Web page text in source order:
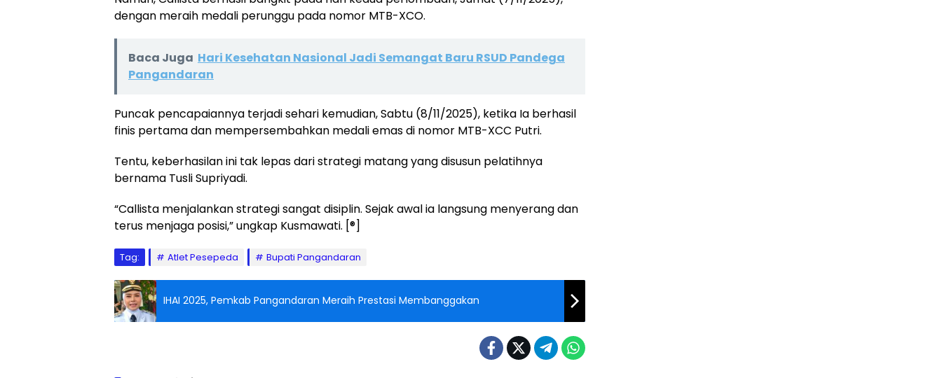
dengan meraih medali perunggu pada nomor MTB-XCO.
Baca Juga Hari Kesehatan Nasional Jadi Semangat Baru RSUD Pandega
Pangandaran
Puncak pencapaiannya terjadi sehari kemudian, Sabtu (8/11/2025), ketika Ia berhasil
finis pertama dan mempersembahkan medali emas di nomor MTB-XCC Putri.
Tentu, keberhasilan ini tak lepas dari strategi matang yang disusun pelatihnya
bernama Tusli Supriyadi.
“Callista menjalankan strategi sangat disiplin. Sejak awal ia langsung menyerang dan
terus menjaga posisi,” ungkap Kusmawati. [®]
Tag: Atlet Pesepeda Bupati Pangandaran
IHAI 2025, Pemkab Pangandaran Meraih Prestasi Membanggakan